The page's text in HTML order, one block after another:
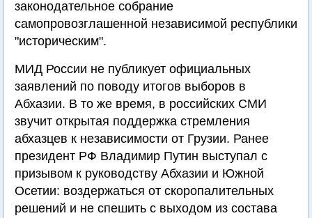
законодательное собрание
самопровозглашенной независимой республики
"историческим".
МИД России не публикует официальных
заявлений по поводу итогов выборов в
Абхазии. В то же время, в российских СМИ
звучит открытая поддержка стремления
абхазцев к независимости от Грузии. Ранее
президент РФ Владимир Путин выступал с
призывом к руководству Абхазии и Южной
Осетии: воздержаться от скоропалительных
решений и не спешить с выходом из состава